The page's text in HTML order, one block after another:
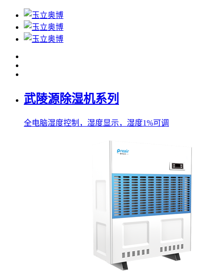
武陵源除湿机系列
全电脑湿度控制，湿度显示，湿度1%可调